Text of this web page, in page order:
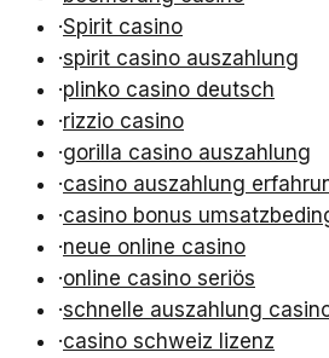
·Spirit casino
·spirit casino auszahlung
·plinko casino deutsch
·rizzio casino
·gorilla casino auszahlung
·casino auszahlung
·casino bonus
·neue online casino
·online casino seriös
·schnelle auszahlung
·casino schweiz lizenz